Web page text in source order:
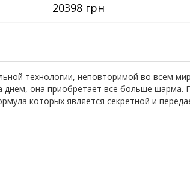
20398 грн
технологии, неповторимой во всем
она приобретает все больше шарма.
которых является секретной и